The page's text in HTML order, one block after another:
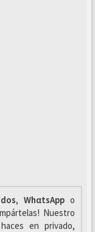
, WhαtsAppo
Nuestro
en privado,